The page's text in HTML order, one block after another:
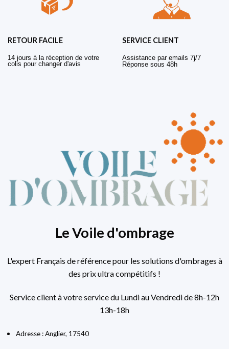
RETOUR FACILE
14 jours à la réception de votre
colis pour changer d'avis
SERVICE CLIENT
Assistance par emails 7j/7
Réponse sous 48h
Le Voile d'ombrage
L'expert Français de référence pour les solutions d'ombrages à
des prix ultra compétitifs !
Service client à votre service du Lundi au Vendredi de 8h-12h
13h-18h
Adresse : Anglier, 17540